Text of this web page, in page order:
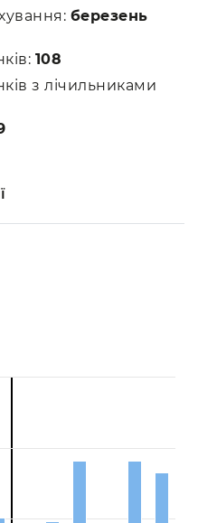
березень
108
з лічильниками